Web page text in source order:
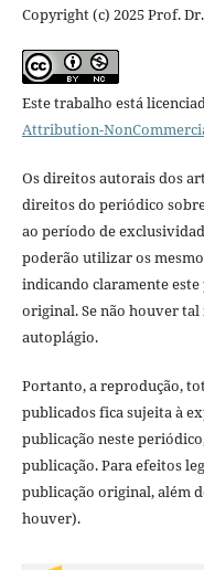
Copyright (c) 2025 Prof.
Este trabalho está
Attribution-
Os direitos autorais dos
direitos do periódico
ao período de
poderão utilizar os
indicando claramente
original. Se não houver tal
autoplágio.
Portanto, a reprodução,
publicados fica sujeita à
publicação neste
publicação. Para efeitos
publicação original, além
houver).